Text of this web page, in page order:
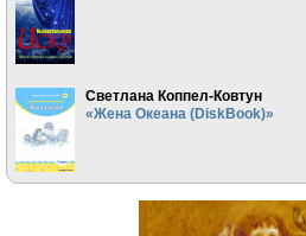
Светлана Коппел-Ковтун
«Жена Океана (DiskBook)»